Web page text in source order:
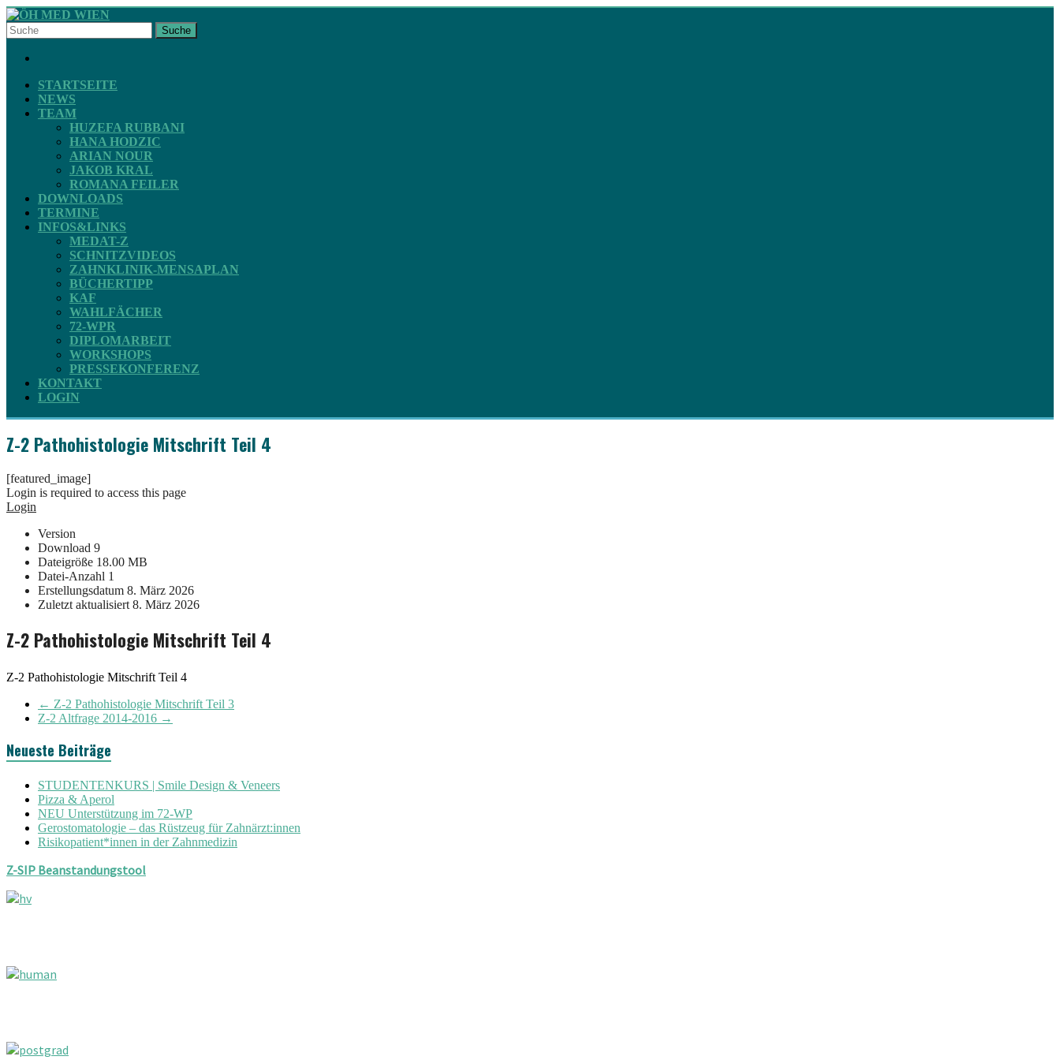
Skip
to
content
ÖH
MED
WIEN
ZAHNMEDIZIN
Suche
STARTSEITE
NEWS
TEAM
HUZEFA RUBBANI
HANA HODZIC
ARIAN NOUR
JAKOB KRAL
ROMANA FEILER
DOWNLOADS
TERMINE
INFOS&LINKS
MEDAT-Z
SCHNITZVIDEOS
ZAHNKLINIK-MENSAPLAN
BÜCHERTIPP
KAF
WAHLFÄCHER
72-WPR
DIPLOMARBEIT
WORKSHOPS
PRESSEKONFERENZ
KONTAKT
LOGIN
Z-2 Pathohistologie Mitschrift Teil 4
[featured_image]
Login is required to access this page
Login
Version
Download 9
Dateigröße 18.00 MB
Datei-Anzahl 1
Erstellungsdatum 8. März 2026
Zuletzt aktualisiert8. März 2026
Z-2 Pathohistologie Mitschrift Teil 4
Z-2 Pathohistologie Mitschrift Teil 4
← Z-2 Pathohistologie Mitschrift Teil 3
Z-2 Altfrage 2014-2016 →
Neueste Beiträge
STUDENTENKURS | Smile Design & Veneers
Pizza & Aperol
NEU Unterstützung im 72-WP
Gerostomatologie – das Rüstzeug für Zahnärzt:innen
Risikopatient*innen in der Zahnmedizin
Z-SIP Beanstandungstool